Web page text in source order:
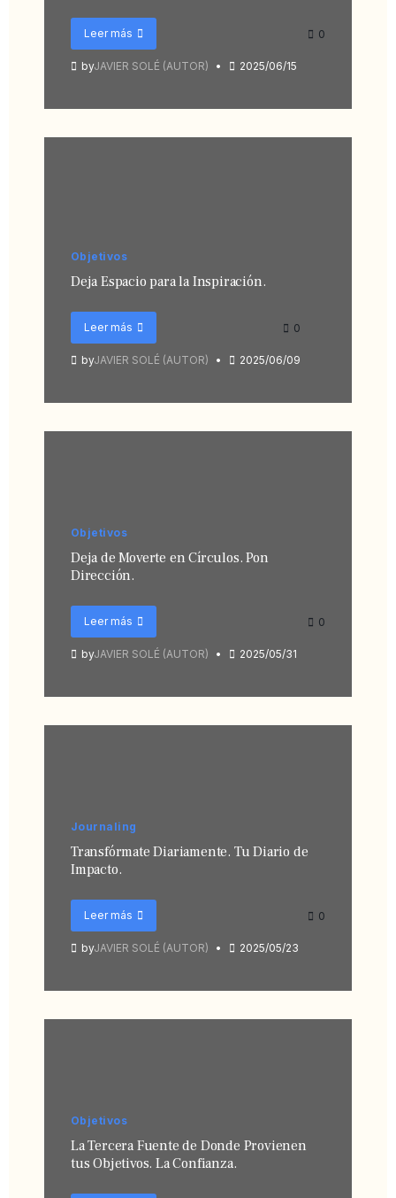
Leer más 0
byJAVIER SOLÉ (AUTOR) 2025/06/15
Objetivos
Deja Espacio para la Inspiración.
Leer más 0
byJAVIER SOLÉ (AUTOR) 2025/06/09
Objetivos
Deja de Moverte en Círculos. Pon
Dirección.
Leer más 0
byJAVIER SOLÉ (AUTOR) 2025/05/31
Journaling
Transfórmate Diariamente. Tu Diario de
Impacto.
Leer más 0
byJAVIER SOLÉ (AUTOR) 2025/05/23
Objetivos
La Tercera Fuente de Donde Provienen
tus Objetivos. La Confianza.